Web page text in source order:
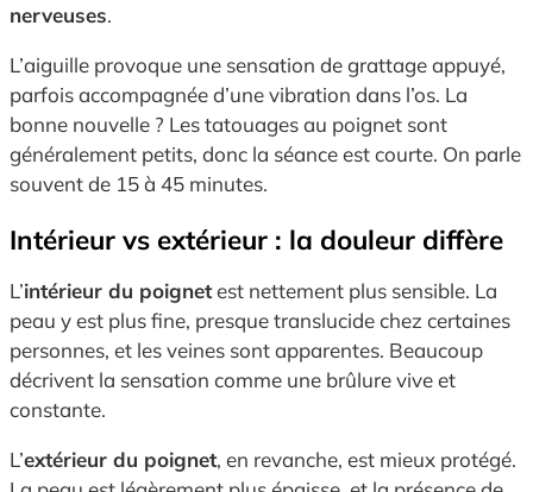
nerveuses.
L’aiguille provoque une sensation de grattage appuyé,
parfois accompagnée d’une vibration dans l’os. La
bonne nouvelle ? Les tatouages au poignet sont
généralement petits, donc la séance est courte. On parle
souvent de 15 à 45 minutes.
Intérieur vs extérieur : la douleur diffère
L’intérieur du poignetest nettement plus sensible. La
peau y est plus fine, presque translucide chez certaines
personnes, et les veines sont apparentes. Beaucoup
décrivent la sensation comme une brûlure vive et
constante.
L’extérieur du poignet, en revanche, est mieux protégé.